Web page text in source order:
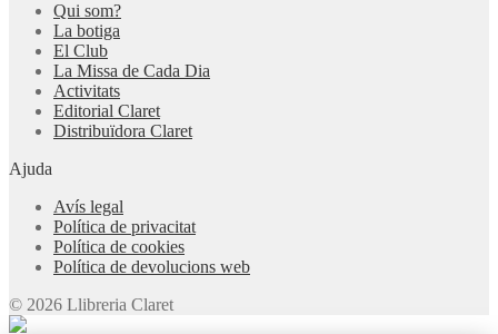
Qui som?
La botiga
El Club
La Missa de Cada Dia
Activitats
Editorial Claret
Distribuïdora Claret
Ajuda
Avís legal
Política de privacitat
Política de cookies
Política de devolucions web
© 2026 Llibreria Claret